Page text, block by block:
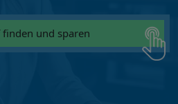
finden und sparen